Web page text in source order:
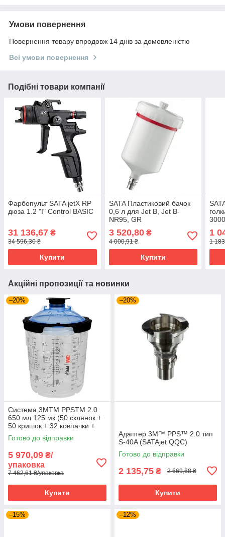
Умови повернення
Повернення товару впродовж 14 днів за домовленістю
Всі умови повернення
Подібні товари компанії
Фарбопульт SATA jetX RP
дюза 1.2 "I" Control BASIC
31 136,67 ₴
34 596,30 ₴
Купити
SATA Пластиковий бачок
0,6 л для Jet B, Jet B-
NR95, GR
3 520,80₴
4 000,91 ₴
Купити
1
1
Акційні пропозиції та новинки
–20%
Система 3MTM PPSTM 2.0
650 мл 125 мк (50 склянок +
50 кришок + 32 ковпачки +
жорсткий бачок)
Готово до відправки
5 970,09 ₴/
упаковка
7 462,61 ₴/упаковка
Купити
–20%
Адаптер 3M™ PPS™ 2.0 тип
S-40A (SATAjet QQC)
Готово до відправки
2 135,75 ₴ 2 669,68 ₴
Купити
–15% –12%